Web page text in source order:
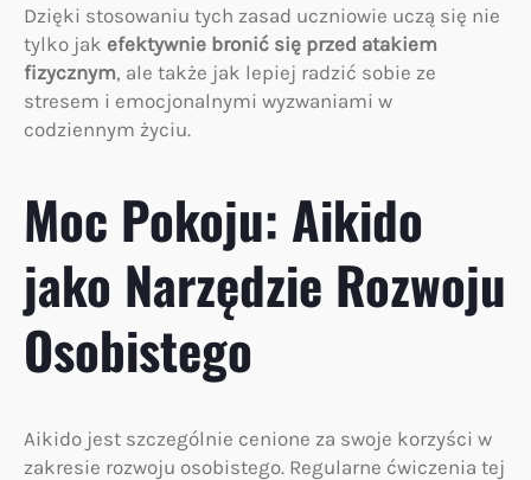
Dzięki stosowaniu tych zasad uczniowie uczą się nie
tylko jak efektywnie bronić się przed atakiem
fizycznym, ale także jak lepiej radzić sobie ze
stresem i emocjonalnymi wyzwaniami w
codziennym życiu.
Moc Pokoju: Aikido
jako Narzędzie Rozwoju
Osobistego
Aikido jest szczególnie cenione za swoje korzyści w
zakresie rozwoju osobistego. Regularne ćwiczenia tej